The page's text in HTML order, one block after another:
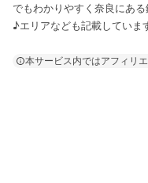
でもわかりやすく奈良にあ
♪エリアなども記載してい
本サービス内ではアフィリ